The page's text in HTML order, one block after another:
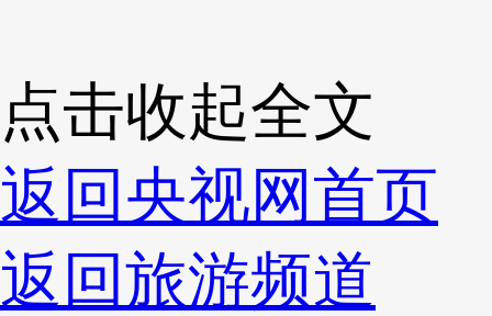
点击收起全文
返回央视网首页
返回旅游频道